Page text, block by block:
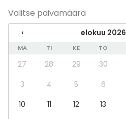
Tapahtumatyypit
Juhlat
Saunailta
Illallinen / lounas
Seminaari / konferenssi
Esitys / näytös
Valitse päivämäärä
‹ elokuu 2026
MA TI KE TO
27 28 29 30
3
4 5 6
10
11 12 13